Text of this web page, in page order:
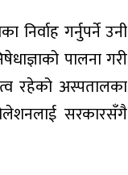
गर्नुपर्ने उनी
पालना गरी
रहेको अस्पतालका
सरकारसँगै